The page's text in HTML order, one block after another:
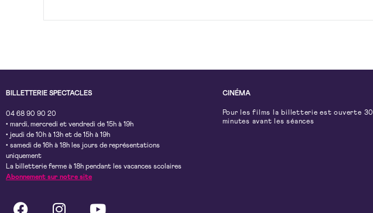
BILLETTERIE SPECTACLES
04 68 90 90 20
• mardi, mercredi et vendredi de 15h à 19h
• jeudi de 10h à 13h et de 15h à 19h
• samedi de 16h à 18h les jours de représentations
uniquement
La billetterie ferme à 18h pendant les vacances scolaires
Abonnement sur notre site
CINÉMA
Pour les films la billetterie est ouverte 30
minutes avant les séances